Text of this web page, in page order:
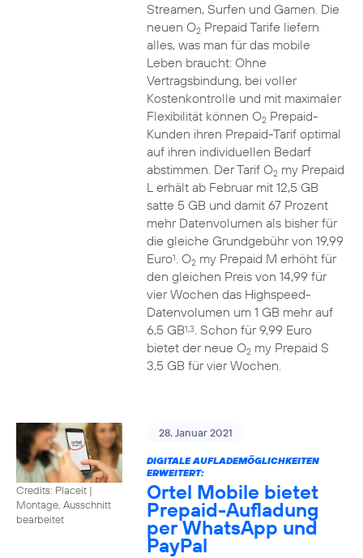
Streamen, Surfen und Gamen. Die
neuen O2Prepaid Tarife liefern
alles, was man für das mobile
Leben braucht: Ohne
Vertragsbindung, bei voller
Kostenkontrolle und mit maximaler
Flexibilität können O2Prepaid-
Kunden ihren Prepaid-Tarif optimal
auf ihren individuellen Bedarf
abstimmen. Der Tarif O2my Prepaid
L erhält ab Februar mit 12,5 GB
satte 5 GB und damit 67 Prozent
mehr Datenvolumen als bisher für
die gleiche Grundgebühr von 19,99
Euro1. O2my Prepaid M erhöht für
den gleichen Preis von 14,99 für
vier Wochen das Highspeed-
Datenvolumen um 1 GB mehr auf
6,5 GB1,3. Schon für 9,99 Euro
bietet der neue O2my Prepaid S
3,5 GB für vier Wochen.
Credits: Placeit |
Montage, Ausschnitt
bearbeitet
28. Januar 2021
DIGITALE AUFLADEMÖGLICHKEITEN
ERWEITERT:
Ortel Mobile bietet
Prepaid-Aufladung
per WhatsApp und
PayPal